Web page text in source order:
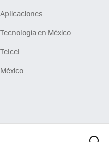
Aplicaciones
Tecnología en México
Telcel
México